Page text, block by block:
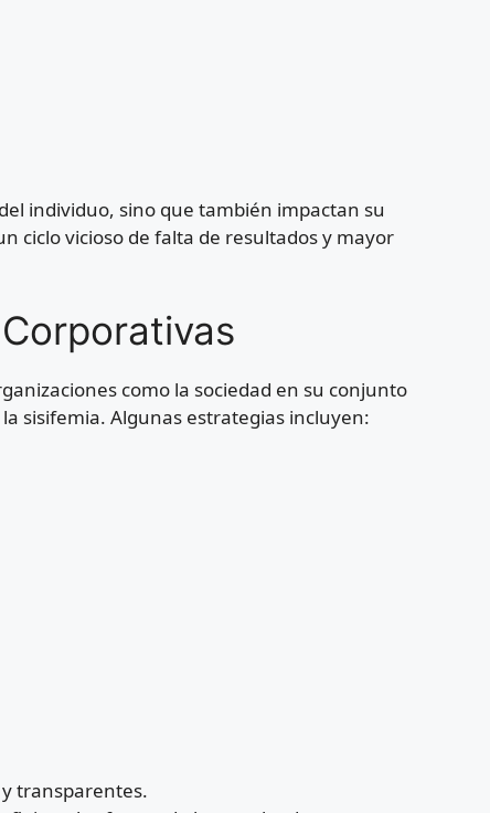
individuo, sino que también impactan su
ciclo vicioso de falta de resultados y mayor
como la sociedad en su conjunto
sisifemia. Algunas estrategias incluyen:
transparentes.